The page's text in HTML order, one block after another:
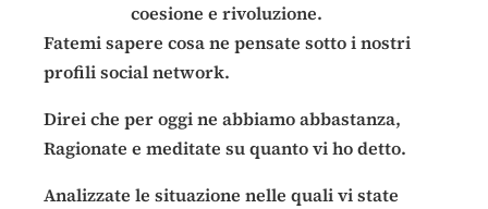
coesione e rivoluzione.
Fatemi sapere cosa ne pensate sotto i nostri
profili social network.
Direi che per oggi ne abbiamo abbastanza,
Ragionate e meditate su quanto vi ho detto.
Analizzate le situazione nelle quali vi state